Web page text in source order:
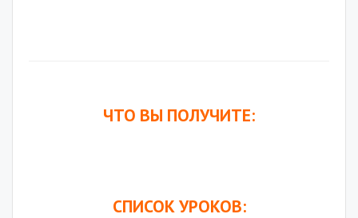
ЧТО ВЫ ПОЛУЧИТЕ:
СПИСОК УРОКОВ: